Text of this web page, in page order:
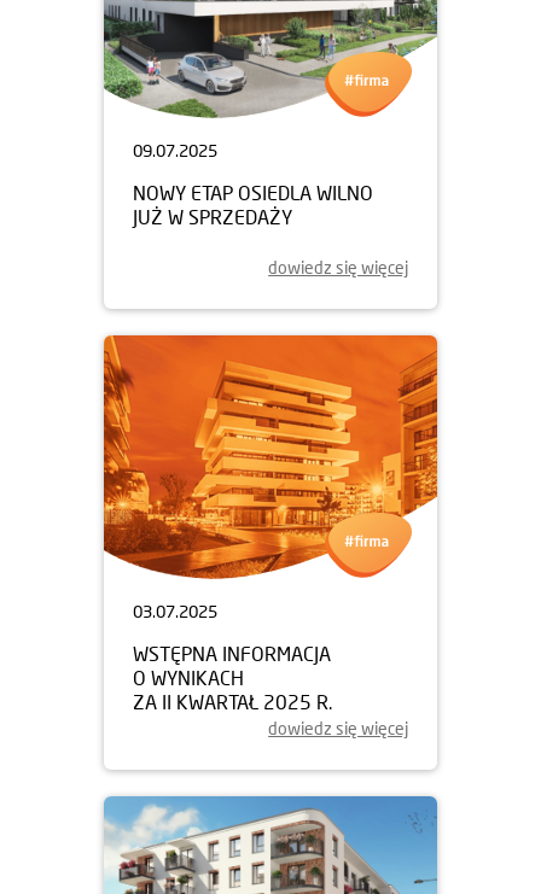
09.07.2025
NOWY ETAP OSIEDLA WILNO
JUŻ W SPRZEDAŻY
dowiedz się więcej
03.07.2025
WSTĘPNA INFORMACJA
O WYNIKACH
ZA II KWARTAŁ 2025 R.
dowiedz się więcej